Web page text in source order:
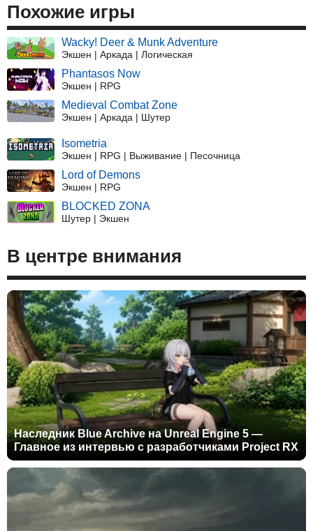
Похожие игры
Wacky! Deer & Munk Adventure
Экшен | Аркада | Логическая
Phantasos Now
Экшен | RPG
Medieval Combat Zone
Экшен | Аркада | Шутер
Isometria
Экшен | RPG | Выживание | Песочница
Lord of Demons
Экшен | RPG
BLOCKED ZONA
Шутер | Экшен
В центре внимания
Наследник Blue Archive на Unreal Engine 5 —
Главное из интервью с разработчиками Project RX